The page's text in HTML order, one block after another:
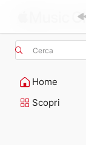
Cerca
Home
Scopri